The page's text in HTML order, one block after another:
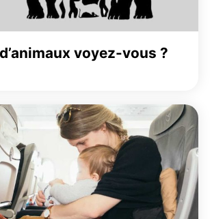
voyez-vous ?